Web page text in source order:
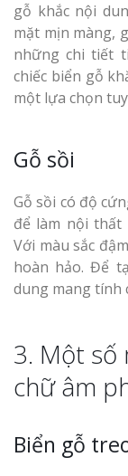
gỗ khắc nội
mặt mịn màng,
những chi tiết
chiếc biển gỗ
một lựa chọn
Gỗ sồi
Gỗ sồi có độ
để làm nội
Với màu sắc
hoàn hảo. Để
dung mang tính
3. Một số
chữ âm
Biển gỗ